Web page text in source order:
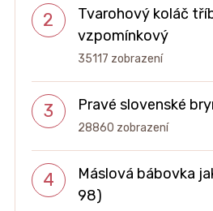
Tvarohový koláč
vzpomínkový
35117 zobrazení
Pravé slovenské
28860 zobrazení
Máslová bábovka
98)